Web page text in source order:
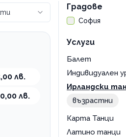
лв.
лв.
Градове
София
Услуги
Балет
джаз балет
класически
класически
модерен
Индивидуален
танци
Ирландски
възрастни
Карта Танци
абонамент
Латино танци